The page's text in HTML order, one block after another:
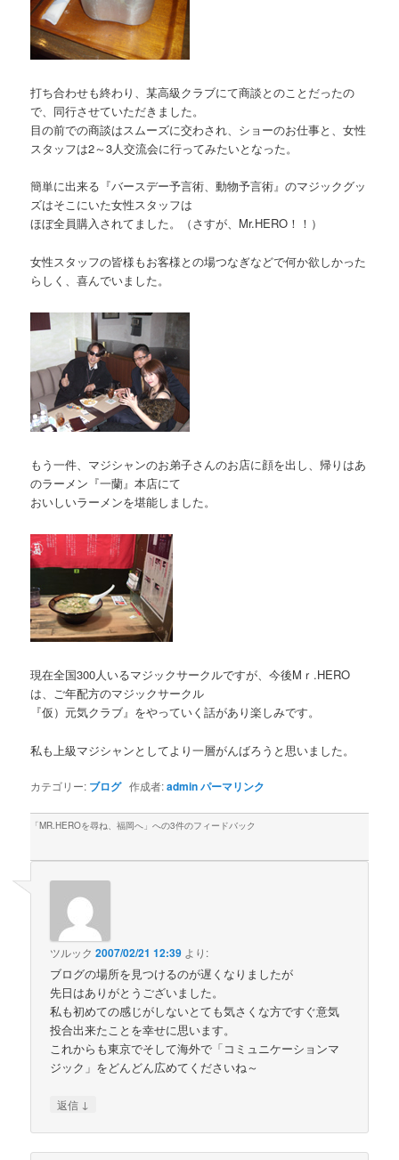
打ち合わせも終わり、某高級クラブにて商談とのことだったの
で、同行させていただきました。
目の前での商談はスムーズに交わされ、ショーのお仕事と、女性
スタッフは2～3人交流会に行ってみたいとなった。
簡単に出来る『バースデー予言術、動物予言術』のマジックグッ
ズはそこにいた女性スタッフは
ほぼ全員購入されてました。（さすが、Mr.HERO！！）
女性スタッフの皆様もお客様との場つなぎなどで何か欲しかった
らしく、喜んでいました。
もう一件、マジシャンのお弟子さんのお店に顔を出し、帰りはあ
のラーメン『一蘭』本店にて
おいしいラーメンを堪能しました。
現在全国300人いるマジックサークルですが、今後Mｒ.HERO
は、ご年配方のマジックサークル
『仮）元気クラブ』をやっていく話があり楽しみです。
私も上級マジシャンとしてより一層がんばろうと思いました。
カテゴリー: ブログ作成者:adminパーマリンク
「MR.HEROを尋ね、福岡へ 」への3件のフィードバック
ツルック 2007/02/21 12:39 より:
ブログの場所を見つけるのが遅くなりましたが
先日はありがとうございました。
私も初めての感じがしないとても気さくな方ですぐ意気
投合出来たことを幸せに思います。
これからも東京でそして海外で「コミュニケーションマ
ジック」をどんどん広めてくださいね～
返信 ↓